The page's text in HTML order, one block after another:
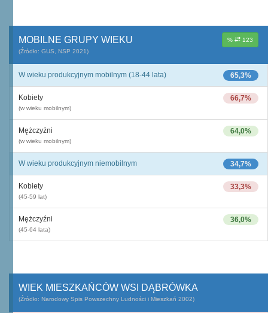
% 123
MOBILNE GRUPY WIEKU
(Źródło: GUS, NSP 2021)
65,3%
W wieku produkcyjnym mobilnym (18-44 lata)
66,7%
Kobiety
(w wieku mobilnym)
64,0%
Mężczyźni
(w wieku mobilnym)
34,7%
W wieku produkcyjnym niemobilnym
33,3%
Kobiety
(45-59 lat)
36,0%
Mężczyźni
(45-64 lata)
WIEK MIESZKAŃCÓW WSI DĄBRÓWKA
(Źródło: Narodowy Spis Powszechny Ludności i Mieszkań 2002)